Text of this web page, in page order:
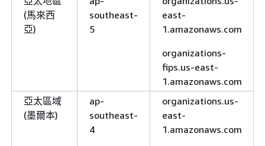
(馬來西
亞)
southeast-
5
east-
1.amazonaws.com
organizations-
fips.us-east-
1.amazonaws.com
亞太區域
(墨爾本)
ap-
southeast-
4
organizations.us-
east-
1.amazonaws.com